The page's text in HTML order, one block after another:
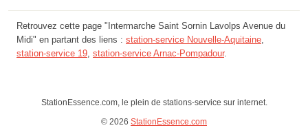
Retrouvez cette page "Intermarche Saint Sornin Lavolps Avenue du
Midi" en partant des liens : station-service Nouvelle-Aquitaine
station-service 19 station-service Arnac-Pompadour.
StationEssence.com, le plein de stations-service sur internet.
© 2026 StationEssence.com